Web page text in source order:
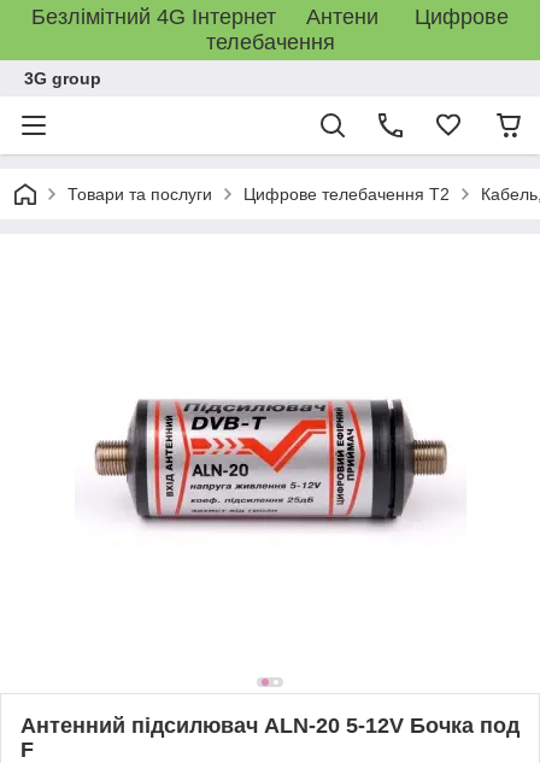
Безлімітний 4G Інтернет Антени Цифрове
телебачення
3G group
Товари та послуги Цифрове телебачення T2
Антенний підсилювач ALN-20 5-12V Бочка под
F